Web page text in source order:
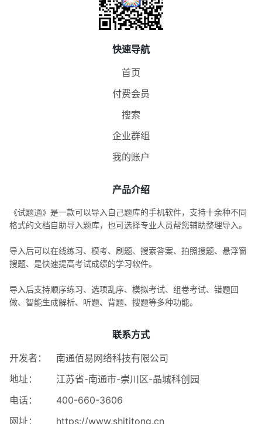
快速导航
首页
付费会员
搜索
企业群组
我的账户
产品介绍
《试题通》是一款可以导入自己题库的手机软件，支持十余种不同
格式的文档自助导入题库，也可选择专业人员帮您辅助整理导入。
导入后可以在线练习、模考、刷题、搜索答案、拍照搜题、悬浮窗
搜题、是快速提高考试成绩的学习软件。
导入后支持顺序练习、选项乱序、模拟考试、组卷考试、错题回
做、智能生成解析、听题、背题、搜题等多种功能。
联系方式
开发者：
南通佰易网络科技有限公司
地址：
江苏省-南通市-崇川区-晶城科创园
电话：
400-660-3606
网址：
https://www.shititong.cn